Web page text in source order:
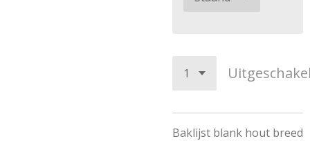
Baklijst blank hout breed